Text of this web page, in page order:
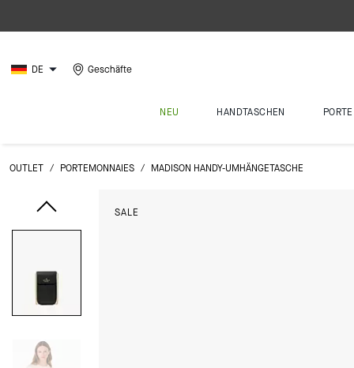
DE Geschäfte
NEU HANDTASCHEN
OUTLET / PORTEMONNAIES / MADISON HANDY-UMHÄNGETASCHE
SALE